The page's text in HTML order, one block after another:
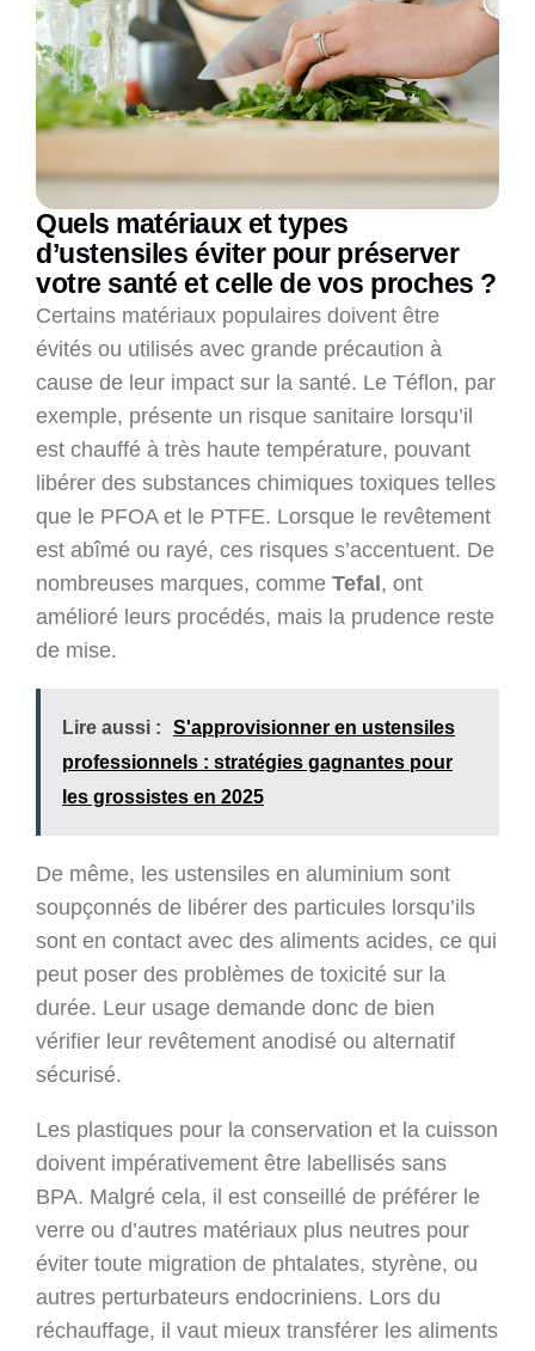
Quels matériaux et types
d’ustensiles éviter pour préserver
votre santé et celle de vos proches ?
Certains matériaux populaires doivent être
évités ou utilisés avec grande précaution à
cause de leur impact sur la santé. Le Téflon, par
exemple, présente un risque sanitaire lorsqu’il
est chauffé à très haute température, pouvant
libérer des substances chimiques toxiques telles
que le PFOA et le PTFE. Lorsque le revêtement
est abîmé ou rayé, ces risques s’accentuent. De
nombreuses marques, comme Tefal , ont
amélioré leurs procédés, mais la prudence reste
de mise.
Lire aussi :
S'approvisionner en ustensiles
professionnels : stratégies gagnantes pour
les grossistes en 2025
De même, les ustensiles en aluminium sont
soupçonnés de libérer des particules lorsqu’ils
sont en contact avec des aliments acides, ce qui
peut poser des problèmes de toxicité sur la
durée. Leur usage demande donc de bien
vérifier leur revêtement anodisé ou alternatif
sécurisé.
Les plastiques pour la conservation et la cuisson
doivent impérativement être labellisés sans
BPA. Malgré cela, il est conseillé de préférer le
verre ou d’autres matériaux plus neutres pour
éviter toute migration de phtalates, styrène, ou
autres perturbateurs endocriniens. Lors du
réchauffage, il vaut mieux transférer les aliments